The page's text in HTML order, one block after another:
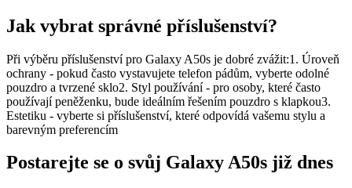
Jak vybrat správné příslušenství?
Při výběru příslušenství pro Galaxy A50s je dobré zvážit:1. Úroveň
ochrany - pokud často vystavujete telefon pádům, vyberte odolné
pouzdro a tvrzené sklo2. Styl používání - pro osoby, které často
používají peněženku, bude ideálním řešením pouzdro s klapkou3.
Estetiku - vyberte si příslušenství, které odpovídá vašemu stylu a
barevným preferencím
Postarejte se o svůj Galaxy A50s již dnes